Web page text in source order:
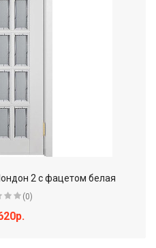
2 с фацетом белая
(0)